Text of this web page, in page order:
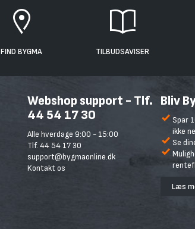
FIND BYGMA TILBUDSAVISER
Webshop support - Tlf.
44 54 17 30
Alle hverdage 9:00 - 15:00
Tlf. 44 54 17 30
support@bygmaonline.dk
Kontakt os
Bliv
Spar
ikke
Se
Læs